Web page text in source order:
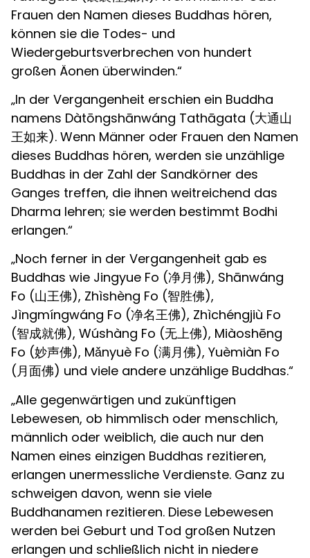
Frauen den Namen dieses Buddhas hören,
können sie die Todes- und
Wiedergeburtsverbrechen von hundert
großen Äonen überwinden.“
„In der Vergangenheit erschien ein Buddha
namens Dàtōngshānwáng Tathāgata (大通山
王如来). Wenn Männer oder Frauen den Namen
dieses Buddhas hören, werden sie unzählige
Buddhas in der Zahl der Sandkörner des
Ganges treffen, die ihnen weitreichend das
Dharma lehren; sie werden bestimmt Bodhi
erlangen.“
„Noch ferner in der Vergangenheit gab es
Buddhas wie Jingyue Fo (净月佛), Shānwáng
Fo (山王佛), Zhìshèng Fo (智胜佛),
Jìngmíngwáng Fo (净名王佛), Zhìchéngjiù Fo
(智成就佛), Wúshàng Fo (无上佛), Miàoshēng
Fo (妙声佛), Mǎnyuè Fo (满月佛), Yuèmiàn Fo
(月面佛) und viele andere unzählige Buddhas.“
„Alle gegenwärtigen und zukünftigen
Lebewesen, ob himmlisch oder menschlich,
männlich oder weiblich, die auch nur den
Namen eines einzigen Buddhas rezitieren,
erlangen unermessliche Verdienste. Ganz zu
schweigen davon, wenn sie viele
Buddhanamen rezitieren. Diese Lebewesen
werden bei Geburt und Tod großen Nutzen
erlangen und schließlich nicht in niedere